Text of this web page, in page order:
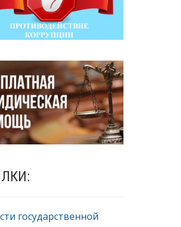
государственной